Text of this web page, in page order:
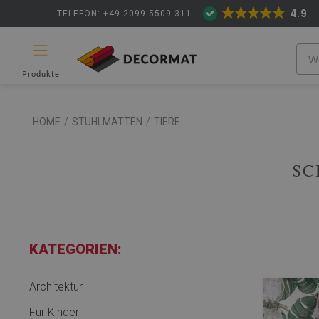
TELEFON: +49 2099 5509 311 4.9
Produkte
HOME / STUHLMATTEN / TIERE
KATEGORIEN:
Architektur
Für Kinder